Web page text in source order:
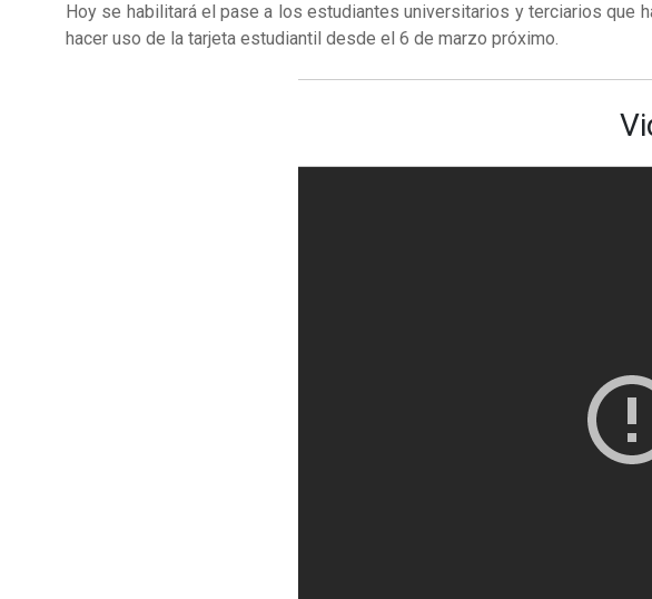
Hoy se habilitará el pase a los estudiantes universitarios y terciarios que
hacer uso de la tarjeta estudiantil desde el 6 de marzo próximo.